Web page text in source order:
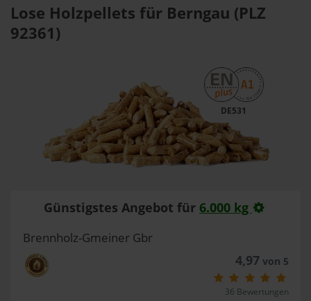
Lose Holzpellets für Berngau (PLZ
92361)
DE531
Günstigstes Angebot für 6.000 kg
Brennholz-Gmeiner Gbr
4,97von 5
36 Bewertungen